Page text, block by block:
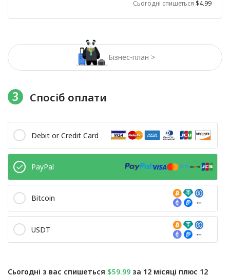
Бізнес-план >
Сьогодні спишеться $4.99
3 Спосіб оплати
Debit or Credit Card
PayPal
Bitcoin
USDT
Сьогодні з вас спишеться $59.99 за 12 місяці плюс 12